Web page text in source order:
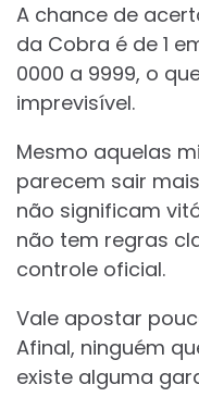
A chance de
da Cobra é de 1
0000 a 9999, o
imprevisível.
Mesmo aquelas
parecem sair
não significam
não tem regras
controle oficial.
Vale apostar
Afinal, ninguém
existe alguma